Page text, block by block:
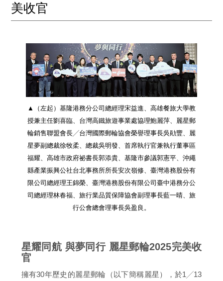
美收官
▲（左起）基隆港務分公司總經理宋益進、高雄餐旅大學教
授兼主任劉喜臨、台灣高鐵旅遊事業處協理鮑麗萍、麗星郵
輪銷售聯盟會長╱台灣國際郵輪協會榮譽理事長吳勛豐、麗
星夢副總裁徐牧柔、總裁吳明發、首席執行官兼執行董事區
福耀、高雄市政府祕書長郭添貴、基隆市參議郭憲平、沖繩
縣產業振興公社台北事務所所長安次嶺修、臺灣港務股份有
限公司總經理王錦榮、臺灣港務股份有限公司臺中港務分公
司總經理林春福、旅行業品質保障協會副理事長藍一晴、旅
行公會總會理事長吳盈良。
星耀同航 與夢同行 麗星郵輪2025完美收
官
擁有30年歷史的麗星郵輪（以下簡稱麗星），於1╱13